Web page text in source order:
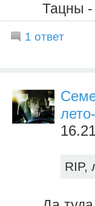
Тацны -
1 ответ
RIP,